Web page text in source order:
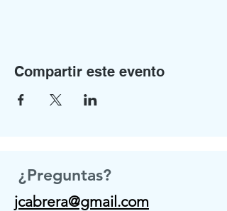
Compartir este evento
¿Preguntas?
jcabrera@gmail.com